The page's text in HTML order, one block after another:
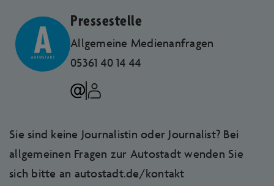
Pressestelle
Allgemeine Medien­anfragen
05361 40 14 44
Sie sind keine Journalistin oder Journalist? Bei
allgemeinen Fragen zur Autostadt wenden Sie
sich bitte an autostadt.de/kontakt
Webseite fortlaufend zu verbessern und Ihr
Nutzererlebnis zu optimieren.